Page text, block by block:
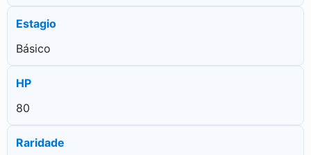
Estagio
Básico
HP
80
Raridade